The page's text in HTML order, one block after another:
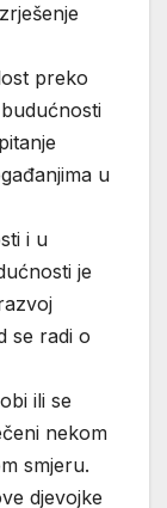
preko
u
i u
je
se radi o
ili se
nekom
smjeru.
djevojke